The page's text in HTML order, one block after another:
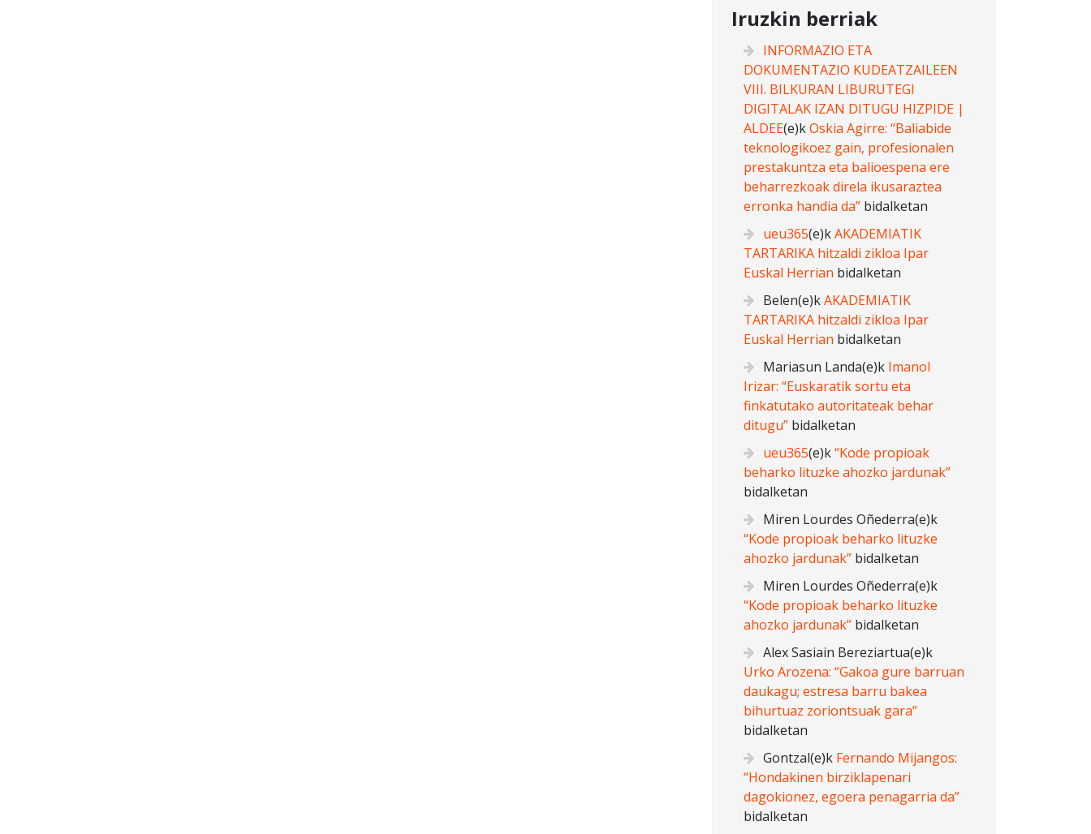
Iruzkin berriak
INFORMAZIO ETA
DOKUMENTAZIO KUDEATZAILEEN
VIII. BILKURAN LIBURUTEGI
DIGITALAK IZAN DITUGU HIZPIDE |
ALDEE(e)kOskia Agirre: “Baliabide
teknologikoez gain, profesionalen
prestakuntza eta balioespena ere
beharrezkoak direla ikusaraztea
erronka handia da” bidalketan
ueu365(e)kAKADEMIATIK
TARTARIKA hitzaldi zikloa Ipar
Euskal Herrian bidalketan
Belen(e)kAKADEMIATIK
TARTARIKA hitzaldi zikloa Ipar
Euskal Herrian bidalketan
Mariasun Landa(e)k Imanol
Irizar: “Euskaratik sortu eta
finkatutako autoritateak behar
ditugu” bidalketan
ueu365(e)k“Kode propioak
beharko lituzke ahozko jardunak”
bidalketan
Miren Lourdes Oñederra(e)k
“Kode propioak beharko lituzke
ahozko jardunak” bidalketan
Miren Lourdes Oñederra(e)k
“Kode propioak beharko lituzke
ahozko jardunak” bidalketan
Alex Sasiain Bereziartua(e)k
Urko Arozena: “Gakoa gure barruan
daukagu; estresa barru bakea
bihurtuaz zoriontsuak gara”
bidalketan
Gontzal(e)k Fernando Mijangos:
“Hondakinen birziklapenari
dagokionez, egoera penagarria da”
bidalketan